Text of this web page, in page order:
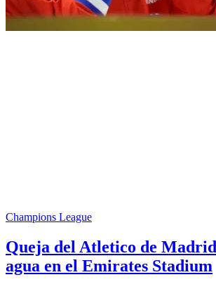
Champions League
Queja del Atletico de
agua en el Emirates Stadium